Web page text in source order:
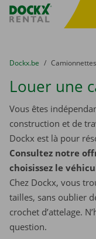
sitename
You are here:
du
Dockx.be to
Camionnettes
Louer une
Vous êtes
construction et de
Dockx est là pour
Consultez notre
choisissez le
Chez Dockx, vous
tailles, sans oublier
crochet d’attelage.
question.